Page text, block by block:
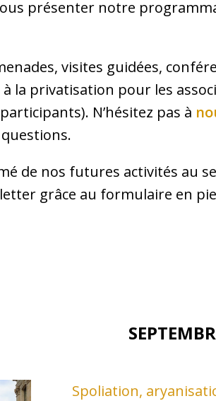
présenter notre
visites guidées,
la privatisation pour les
N’hésitez pas à
de nos futures activités au
grâce au formulaire en
Spoliation,